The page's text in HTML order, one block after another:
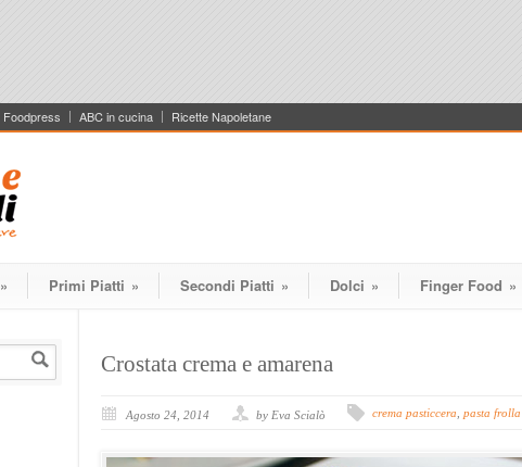
Foodpress ABC in cucina Ricette Napoletane
» Primi Piatti » Secondi Piatti » Dolci » Finger Food »
Crostata crema e amarena
Agosto 24, 2014 by Eva Scialò crema pasticcera pasta frolla